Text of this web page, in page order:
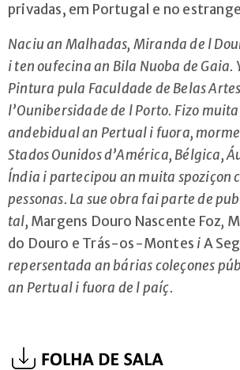
privadas, em Portugal e no
Naciu an Malhadas, Miranda de l
i ten oufecina an Bila Nuoba de Gaia.
Pintura pula Faculdade de Belas
l’Ounibersidade de l Porto. Fizo
andebidual an Pertual i fuora,
Stados Ounidos d’América, Bélgica,
Índia i partecipou an muita spoziçon
pessonas. La sue obra fai parte de
tal, Margens Douro Nascente Foz,
do Douro e Trás-os-Montes iA
repersentada an bárias coleçones
an Pertual i fuora de l paíç.